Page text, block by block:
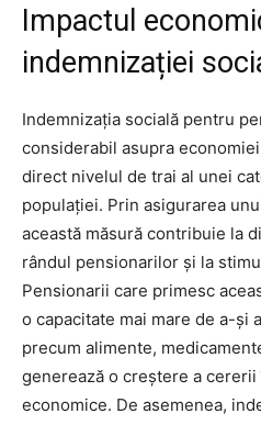
Impactul
indemnizației
Indemnizația socială pentru
considerabil asupra
direct nivelul de trai al unei
populației. Prin asigurarea
această măsură contribuie la
rândul pensionarilor și la
Pensionarii care primesc
o capacitate mai mare de a-și
precum alimente,
generează o creștere a
economice. De asemenea,